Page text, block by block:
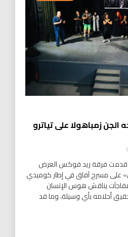
الجن زمباهولا على تياترو
قدمت فرقة ريد فوكس العرض
على مسرح آفاق في إطار كوميدي
يناقش هوس الإنسان
أحلامه بأي وسيلة، وما قد